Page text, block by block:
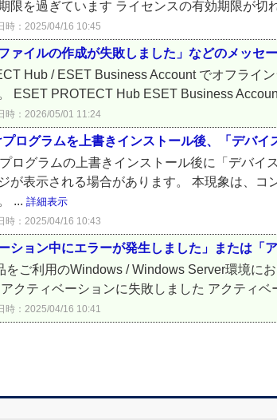
限を過ぎています ライセンスの有効期限が切
時：2025/04/16 10:45
ァイルの作成が失敗しました」などのメッ
Hub / ESET Business Account でオフライ
ESET PROTECT Hub ESET Business
時：2026/05/01 11:24
ログラムを上書きインストール後、「デバイ
ログラムの上書きインストール後に「デバイ
が表示される場合があります。 本現象は、
... 詳細表示
時：2025/04/16 10:43
ション中にエラーが発生しました」または
をご利用のWindows / Windows Server環境に
クティベーションに失敗しました アクティ
時：2025/04/16 10:41